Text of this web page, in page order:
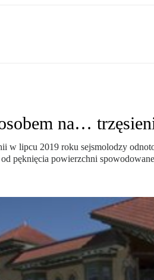
na…
w lipcu 2019 roku sejsmolodzy
pęknięcia powierzchni